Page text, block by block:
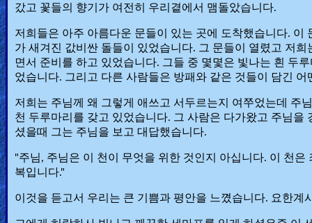
갔고 꽃들의 향기가 여전히 우리곁에서 맴돌았습니다.
저희들은 아주 아름다운 문들이 있는 곳에 도착했습니다.
가 새겨진 값비싼 돌들이 있었습니다. 그 문들이 열렸고 저
면서 준비를 하고 있었습니다. 그들 중 몇몇은 빛나는 흰 두
었습니다. 그리고 다른 사람들은 방패와 같은 것들이 담긴
저희는 주님께 왜 그렇게 애쓰고 서두르는지 여쭈었는데 주
천 두루마리를 갖고 있었습니다. 그 사람은 다가왔고 주님
셨을때 그는 주님을 보고 대답했습니다.
"주님, 주님은 이 천이 무엇을 위한 것인지 아십니다. 이 천
복입니다."
이것을 듣고서 우리는 큰 기쁨과 평안을 느꼈습니다. 요한계